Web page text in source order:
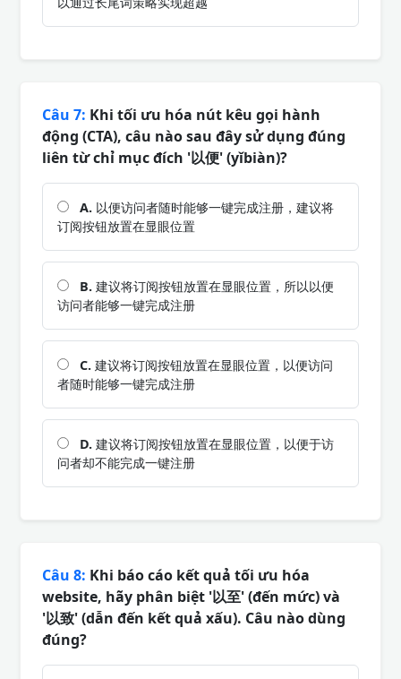
Câu 7: Khi tối ưu hóa nút kêu gọi hành
động (CTA), câu nào sau đây sử dụng đúng
liên từ chỉ mục đích '以便' (yǐbiàn)?
A. 以便访问者随时能够一键完成注册，建议将
订阅按钮放置在显眼位置
B. 建议将订阅按钮放置在显眼位置，所以以便
访问者能够一键完成注册
C. 建议将订阅按钮放置在显眼位置，以便访问
者随时能够一键完成注册
D. 建议将订阅按钮放置在显眼位置，以便于访
问者却不能完成一键注册
Câu 8: Khi báo cáo kết quả tối ưu hóa
website, hãy phân biệt '以至' (đến mức) và
'以致' (dẫn đến kết quả xấu). Câu nào dùng
đúng?